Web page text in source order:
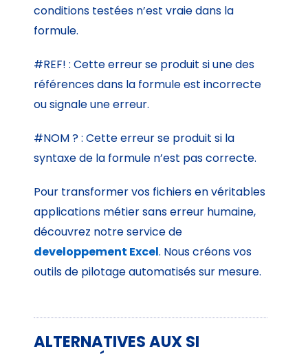
conditions testées n’est vraie dans la
formule.
#REF! : Cette erreur se produit si une des
références dans la formule est incorrecte
ou signale une erreur.
#NOM ? : Cette erreur se produit si la
syntaxe de la formule n’est pas correcte.
Pour transformer vos fichiers en véritables
applications métier sans erreur humaine,
découvrez notre service de
developpement Excel. Nous créons vos
outils de pilotage automatisés sur mesure.
ALTERNATIVES AUX SI